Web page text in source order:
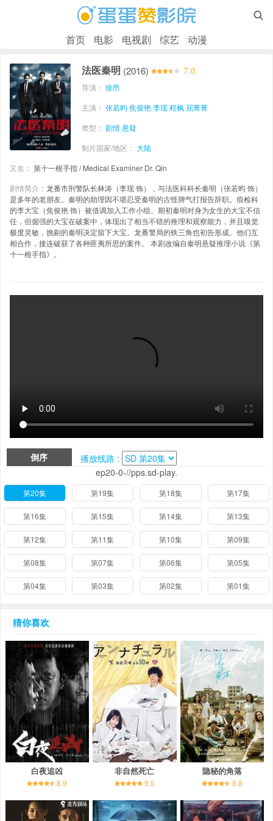

首页 电影 电视剧 综艺 动漫
法医秦明 (2016) 7.0
导演： 徐昂
主演： 张若昀 焦俊艳李现程枫 屈菁菁
类型： 剧情悬疑
制片国家/地区： 大陆
又名： 第十一根手指 / Medical Examiner Dr. Qin
剧情简介： 龙番市刑警队长林涛（李现 饰），与法医科科长秦明（张若昀 饰）
是多年的老朋友。秦明的助理因不堪忍受秦明的古怪脾气打报告辞职。痕检科
的李大宝（焦俊艳 饰）被借调加入工作小组。期初秦明对身为女生的大宝不信
任，但倔强的大宝在破案中，体现出了相当不错的推理和观察能力，并且嗅觉
极度灵敏，挑剔的秦明决定留下大宝。龙番警局的铁三角也初告形成。他们互
相合作，接连破获了各种匪夷所思的案件。 本剧改编自秦明悬疑推理小说《第
十一根手指》。
倒序
播放线路 :
ep20-0-//pps.sd-play.
第20集 第19集 第18集 第17集
第16集 第15集 第14集 第13集
第12集 第11集 第10集 第09集
第08集 第07集 第06集 第05集
第04集 第03集 第02集 第01集
猜你喜欢
白夜追凶
8.9
非自然死亡
9.5
隐秘的角落
8.8